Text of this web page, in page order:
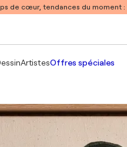
de cœur, tendances du moment :
ArtistesOffres spéciales